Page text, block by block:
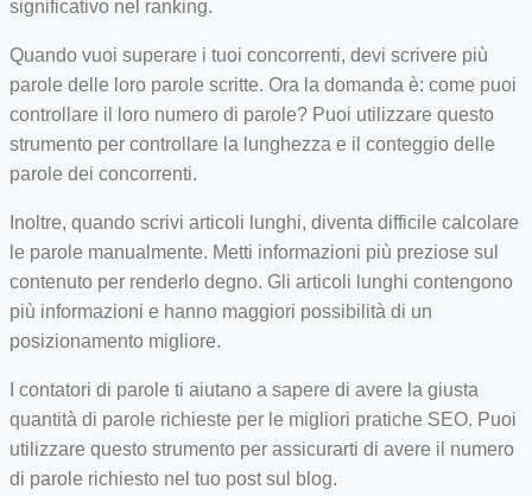
significativo nel ranking.
Quando vuoi superare i tuoi concorrenti, devi scrivere più
parole delle loro parole scritte. Ora la domanda è: come puoi
controllare il loro numero di parole? Puoi utilizzare questo
strumento per controllare la lunghezza e il conteggio delle
parole dei concorrenti.
Inoltre, quando scrivi articoli lunghi, diventa difficile calcolare
le parole manualmente. Metti informazioni più preziose sul
contenuto per renderlo degno. Gli articoli lunghi contengono
più informazioni e hanno maggiori possibilità di un
posizionamento migliore.
I contatori di parole ti aiutano a sapere di avere la giusta
quantità di parole richieste per le migliori pratiche SEO. Puoi
utilizzare questo strumento per assicurarti di avere il numero
di parole richiesto nel tuo post sul blog.